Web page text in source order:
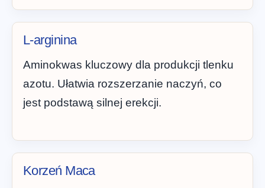
L-arginina
Aminokwas kluczowy dla produkcji tlenku
azotu. Ułatwia rozszerzanie naczyń, co
jest podstawą silnej erekcji.
Korzeń Maca